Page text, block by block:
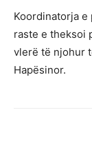
Koordinatorja e
raste e theksoi
vlerë të njohur
Hapësinor.